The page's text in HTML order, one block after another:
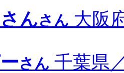
んさん 大阪
さん 千葉県